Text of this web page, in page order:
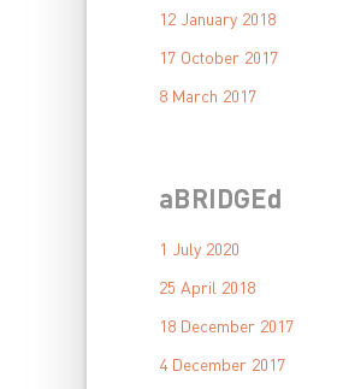
12 January 2018
17 October 2017
8 March 2017
aBRIDGEd
1 July 2020
25 April 2018
18 December 2017
4 December 2017